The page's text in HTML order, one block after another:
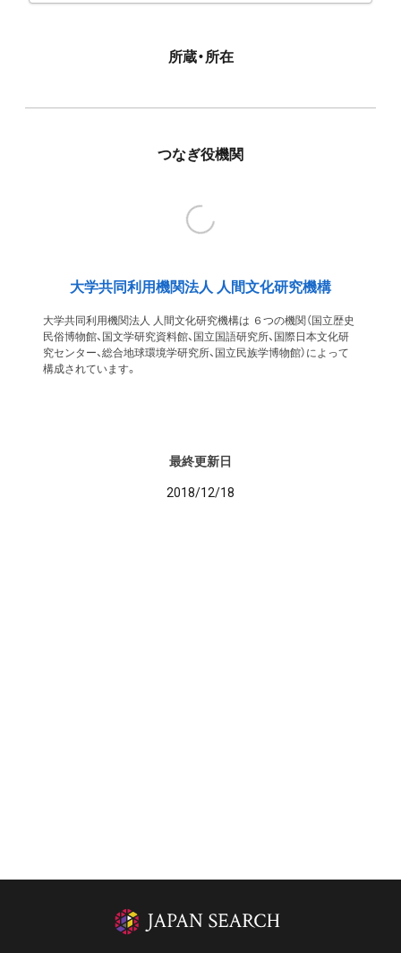
所蔵・所在
つなぎ役機関
大学共同利用機関法人 人間文化研究機構
大学共同利用機関法人 人間文化研究機構は ６つの機関（国立歴史
民俗博物館、国文学研究資料館、国立国語研究所、国際日本文化研
究センター、総合地球環境学研究所、国立民族学博物館）によって
構成されています。
最終更新日
2018/12/18